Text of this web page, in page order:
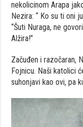
nekolicinom Arapa
Nezira: “ Ko su ti oni
“Šuti Nuraga, ne
Alžira!”
Začuđen i razočaran,
Fojnicu. Naši katolici
suhonjavi kao ovi, pa